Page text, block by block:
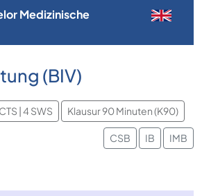
Medizinische
(BIV)
| 4 SWS Klausur 90 Minuten (K90)
CSB IB IMB